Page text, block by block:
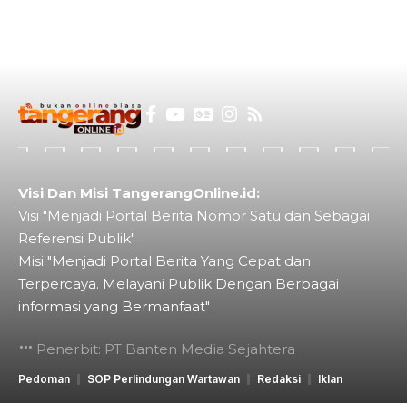
Visi Dan Misi TangerangOnline.id:
Visi "Menjadi Portal Berita Nomor Satu dan Sebagai
Referensi Publik"
Misi "Menjadi Portal Berita Yang Cepat dan
Terpercaya. Melayani Publik Dengan Berbagai
informasi yang Bermanfaat"
Penerbit: PT Banten Media Sejahtera
Pedoman SOP Perlindungan Wartawan Redaksi Iklan